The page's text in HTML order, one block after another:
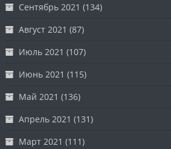
Сентябрь 2021 (134)
Август 2021 (87)
Июль 2021 (107)
Июнь 2021 (115)
Май 2021 (136)
Апрель 2021 (131)
Март 2021 (111)